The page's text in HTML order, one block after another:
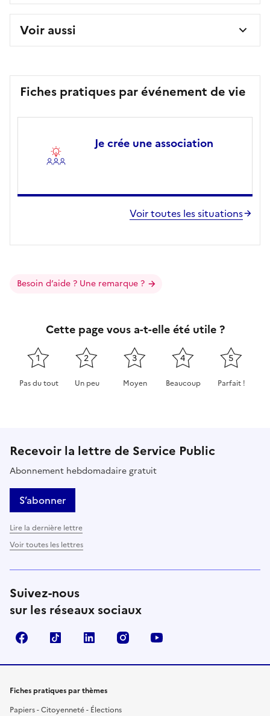
Voir aussi
Fiches pratiques par événement de vie
Je crée une association
Voir toutes les situations
Besoin d’aide ? Une remarque ?
Cette page vous a-t-elle été utile ?
1
Pas du tout
2
Un peu
3
Moyen
4
Beaucoup
5
Parfait !
Recevoir la lettre de Service Public
Abonnement hebdomadaire gratuit
S’abonner
Lire la dernière lettre
Voir toutes les lettres
Suivez-nous
sur les réseaux sociaux
FacebookTikTok LinkedIn Instagram
Fiches pratiques par thèmes
Papiers - Citoyenneté - Élections